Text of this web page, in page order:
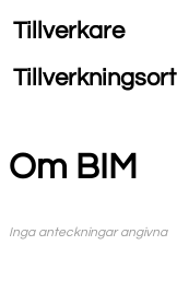
Tillverkare
Tillverkningsort
Om BIM
Inga anteckningar angivna